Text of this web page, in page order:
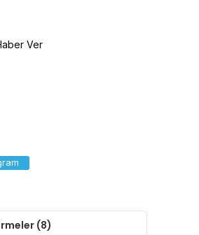
için ideal bir seçenektir.
bir deneyim sunar. Dayanıklı
ütülenir ve canlı renkleri ile şıklığı
Ver
(8)